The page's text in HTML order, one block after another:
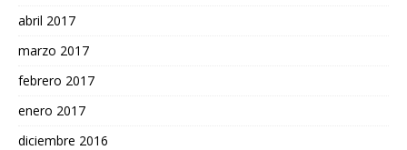
abril 2017
marzo 2017
febrero 2017
enero 2017
diciembre 2016